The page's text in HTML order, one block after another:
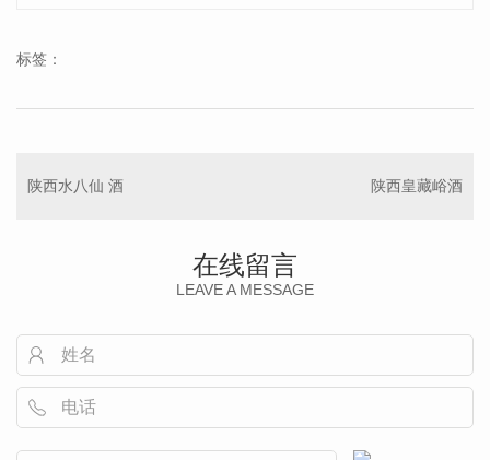
标签：
陕西水八仙 酒 陕西皇藏峪酒
在线留言
LEAVE A MESSAGE